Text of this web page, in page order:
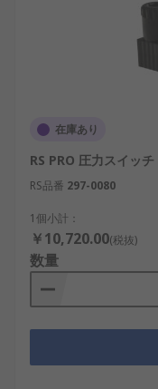
在庫あり
RS PRO 圧力スイッ
RS品番 297-0080
1個小計：
￥10,720.00(税抜)
数量